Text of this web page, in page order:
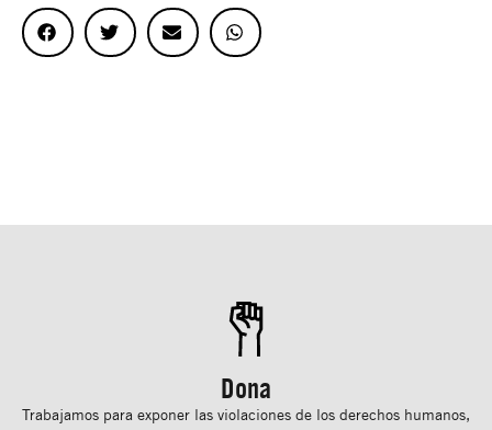
Dona
Trabajamos para exponer las violaciones de los derechos humanos,